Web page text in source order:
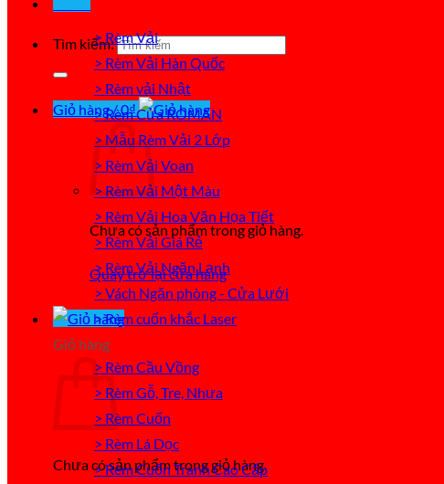
Tìm kiếm:
Giỏ hàng /0₫
Chưa có sản phẩm trong giỏ hàng.
Quay trở lại cửa hàng
Giỏ hàng
Chưa có sản phẩm trong giỏ hàng.
> Rèm Vải
> Rèm Vải Hàn Quốc
> Rèm vải Nhật
> Rèm Cửa ROMAN
> Mẫu Rèm Vải 2 Lớp
> Rèm Vải Voan
> Rèm Vải Một Màu
> Rèm Vải Hoa Văn Họa Tiết
> Rèm Vải Giá Rẻ
> Rèm Vải Ngăn Lạnh
> Vách Ngăn phòng - Cửa Lưới
> Rèm cuốn khắc Laser
> Rèm Cầu Vồng
> Rèm Gỗ, Tre, Nhựa
> Rèm Cuốn
> Rèm Lá Dọc
> Rèm Cuốn Tranh Cao Cấp